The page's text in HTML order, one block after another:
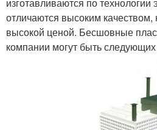
отличаются высоким качеством,
высокой ценой. Бесшовные
компании могут быть